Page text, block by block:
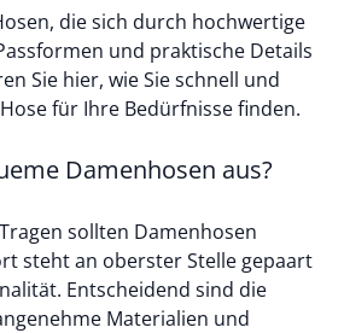
die sich durch hochwertige
und praktische Details
Sie hier, wie Sie schnell und
für Ihre Bedürfnisse finden.
Damenhosen aus?
sollten Damenhosen
steht an oberster Stelle gepaart
Entscheidend sind die
Materialien und